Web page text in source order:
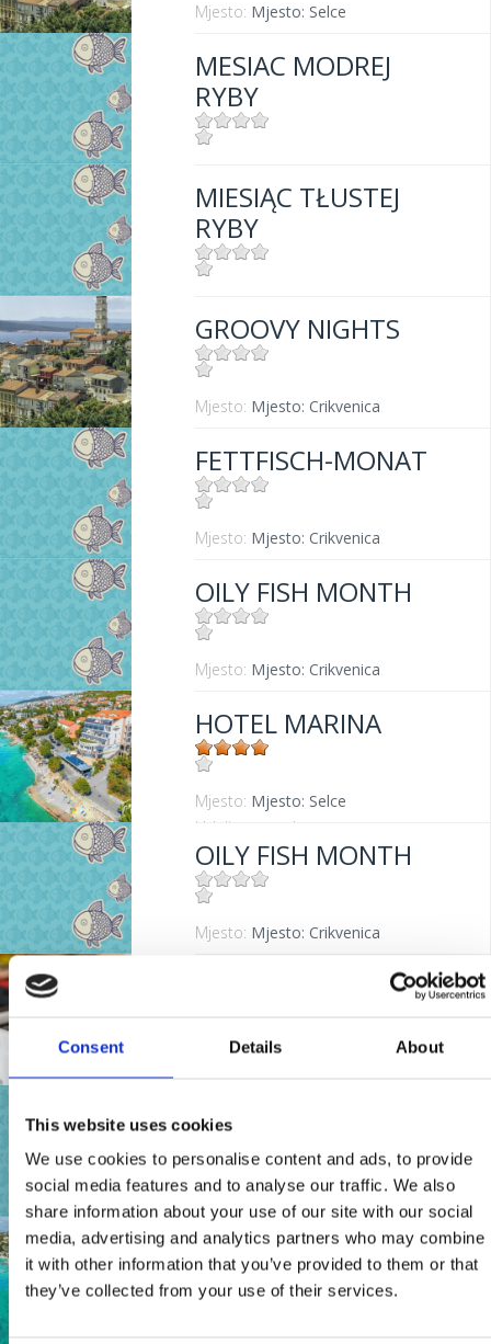
Consent Details About
This website uses cookies
We use cookies to personalise content and ads, to provide
social media features and to analyse our traffic. We also
share information about your use of our site with our social
media, advertising and analytics partners who may combine
it with other information that you’ve provided to them or that
they’ve collected from your use of their services.
Mjesto: Mjesto: Selce
MESIAC MODREJ
RYBY
MIESIĄC TŁUSTEJ
RYBY
GROOVY NIGHTS
Mjesto: Mjesto: Crikvenica
FETTFISCH-MONAT
Mjesto: Mjesto: Crikvenica
OILY FISH MONTH
Mjesto: Mjesto: Crikvenica
HOTEL MARINA
Mjesto: Mjesto: Selce
Udaljenost od mora:
OILY FISH MONTH
Mjesto: Mjesto: Crikvenica
MESE DEL PESCE
AZZURRO
Mjesto:Mjesto: Crikvenica
HOTEL MARINA